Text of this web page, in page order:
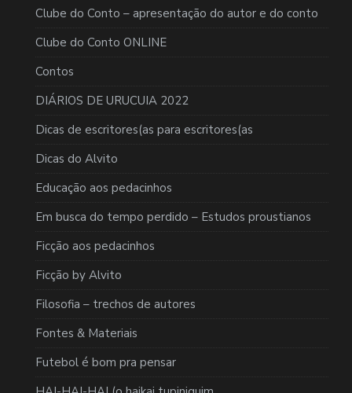
Clube do Conto – apresentação do autor e do conto
Clube do Conto ONLINE
Contos
DIÁRIOS DE URUCUIA 2022
Dicas de escritores(as para escritores(as
Dicas do Alvito
Educação aos pedacinhos
Em busca do tempo perdido – Estudos proustianos
Ficção aos pedacinhos
Ficção by Alvito
Filosofia – trechos de autores
Fontes & Materiais
Futebol é bom pra pensar